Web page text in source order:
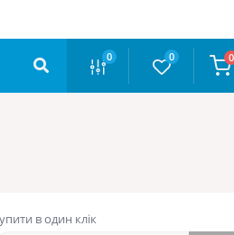
0 0 0
в один клік